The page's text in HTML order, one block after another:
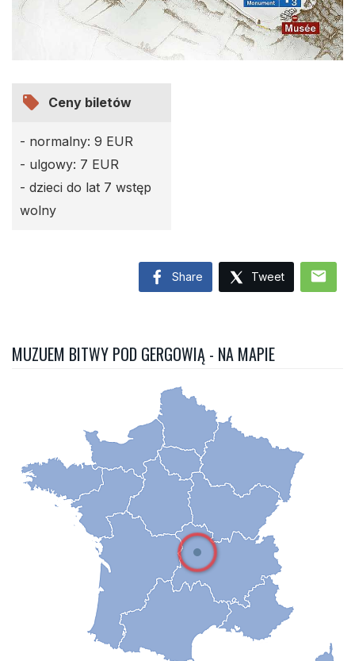
local_offer Ceny biletów
- normalny: 9 EUR
- ulgowy: 7 EUR
- dzieci do lat 7 wstęp
wolny
Share Tweet mail
MUZUEM BITWY POD GERGOWIĄ - NA MAPIE